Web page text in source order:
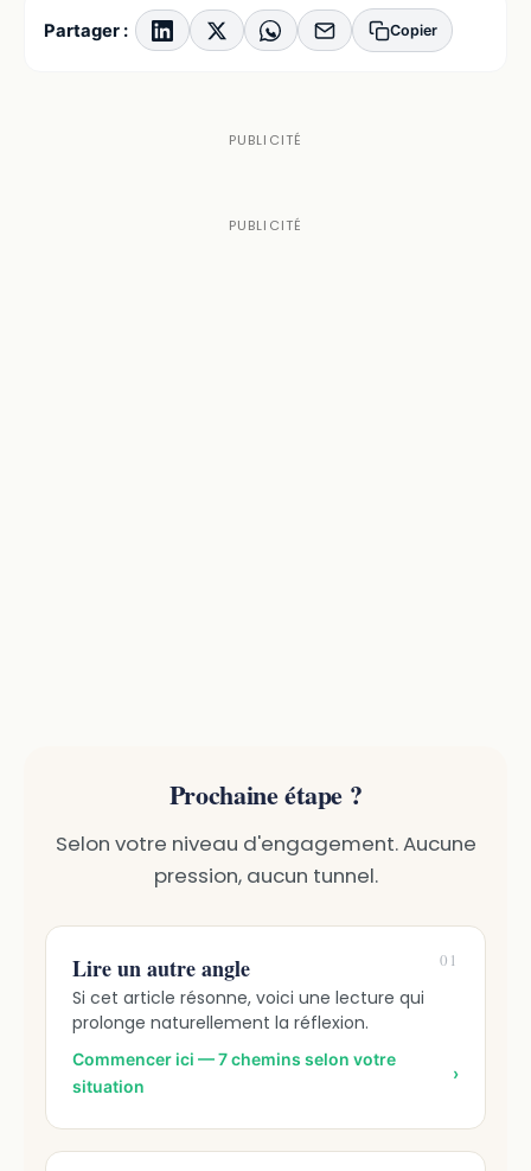
Partager : Copier
Prochaine étape ?
Selon votre niveau d'engagement. Aucune
pression, aucun tunnel.
01
Lire un autre angle
Si cet article résonne, voici une lecture qui
prolonge naturellement la réflexion.
Commencer ici — 7 chemins selon votre
situation
›